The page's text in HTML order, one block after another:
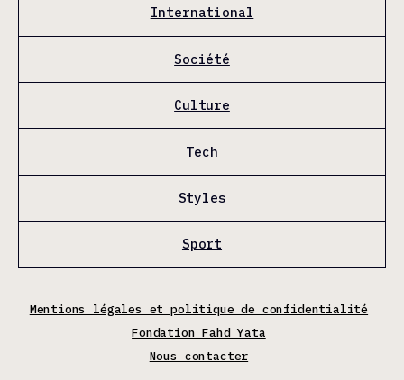
International
Société
Culture
Tech
Styles
Sport
Mentions légales et politique de confidentialité
Fondation Fahd Yata
Nous contacter